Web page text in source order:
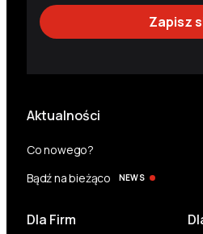
Aktualności
Co nowego?
Bądź na bieżąco
NEWS
Dla Firm